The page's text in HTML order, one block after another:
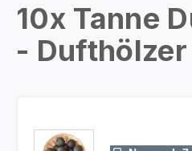
10x Tanne
-
Bildergalerie überspringen